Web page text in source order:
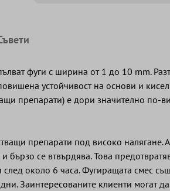
фуги с ширина от 1 до 10 mm.
устойчивост на основи и
препарати) е дори значително по-
препарати под високо налягане.
бързо се втвърдява. Това
около 6 часа. Фугиращата смес
Заинтересованите клиенти могат